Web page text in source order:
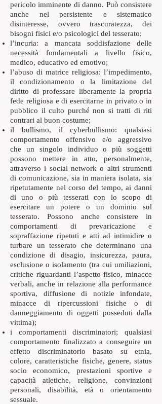
pericolo imminente di danno. Può consistere
anche nel persistente e sistematico
disinteresse, ovvero trascuratezza, dei
bisogni fisici e/o psicologici del tesserato;
l’incuria: a mancata soddisfazione delle
necessità fondamentali a livello fisico,
medico, educativo ed emotivo;
l’abuso di matrice religiosa: l’impedimento,
il condizionamento o la limitazione del
diritto di professare liberamente la propria
fede religiosa e di esercitarne in privato o in
pubblico il culto purché non si tratti di riti
contrari al buon costume;
il bullismo, il cyberbullismo: qualsiasi
comportamento offensivo e/o aggressivo
che un singolo individuo o più soggetti
possono mettere in atto, personalmente,
attraverso i social network o altri strumenti
di comunicazione, sia in maniera isolata, sia
ripetutamente nel corso del tempo, ai danni
di uno o più tesserati con lo scopo di
esercitare un potere o un dominio sul
tesserato. Possono anche consistere in
comportamenti di prevaricazione e
sopraffazione ripetuti e atti ad intimidire o
turbare un tesserato che determinano una
condizione di disagio, insicurezza, paura,
esclusione o isolamento (tra cui umiliazioni,
critiche riguardanti l’aspetto fisico, minacce
verbali, anche in relazione alla performance
sportiva, diffusione di notizie infondate,
minacce di ripercussioni fisiche o di
danneggiamento di oggetti posseduti dalla
vittima);
i comportamenti discriminatori; qualsiasi
comportamento finalizzato a conseguire un
effetto discriminatorio basato su etnia,
colore, caratteristiche fisiche, genere, status
socio economico, prestazioni sportive e
capacità atletiche, religione, convinzioni
personali, disabilità, età o orientamento
sessuale.